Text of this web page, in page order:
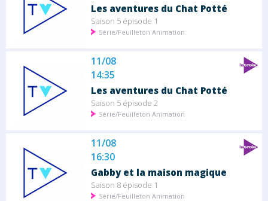
Les aventures du Chat Potté
Saison 5 épisode 1
Série/Feuilleton Animation
11/08
14:35
Les aventures du Chat Potté
Saison 5 épisode 2
Série/Feuilleton Animation
11/08
16:30
Gabby et la maison magique
Saison 8 épisode 1
Série/Feuilleton Animation